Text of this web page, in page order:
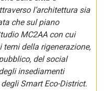
l’architettura sia
che sul piano
MC2AA con cui
della rigenerazione,
del social
insediamenti
Smart Eco-District.